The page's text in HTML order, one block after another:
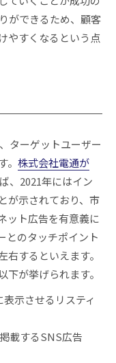
ができるため、顧客
やすくなるという点
ターゲットユーザー
株式会社電通が
、2021年にはイン
が示されており、市
ット広告を有意義に
とのタッチポイント
するといえます。
が挙げられます。
示させるリスティ
載するSNS広告